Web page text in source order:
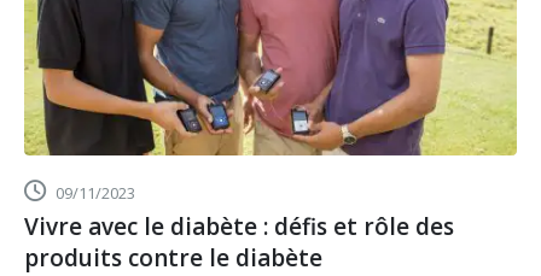
09/11/2023
Vivre avec le diabète : défis et rôle des
produits contre le diabète